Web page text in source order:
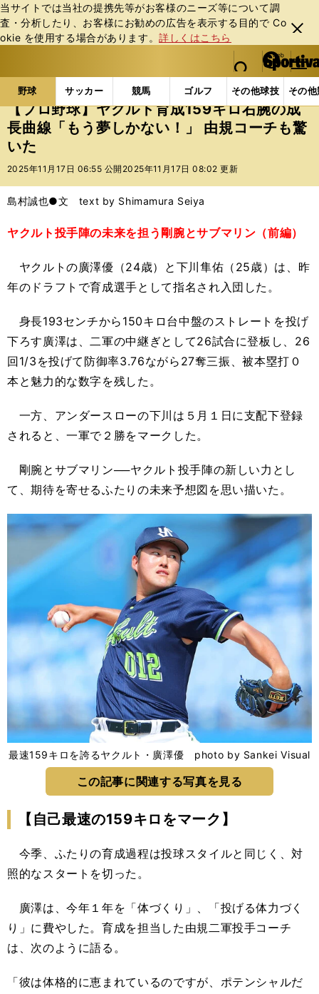
当サイトでは当社の提携先等がお客様のニーズ等について調
査・分析したり、お客様にお勧めの広告を表⽰する⽬的で Co
okie を使⽤する場合があります。詳しくはこちら
閉じ
る
web Sportiva (webスポルティーバ)
検索
マイペ
ー
ジ
メニュ
野球 サッカー 競馬 ゴルフ その他球技 その
b
ス
ポ
ル
テ
ー
バ
野球の記事一覧 プロ野球 【プロ野球】ヤクルト育
【プロ野球】ヤクルト育成159キロ右腕の成
長曲線「もう夢しかない！」 由規コーチも驚
いた
2025年11月17日 06:55 公開 2025年11月17日 08:02 更新
島村誠也●文 text by Shimamura Seiya
ヤクルト投手陣の未来を担う剛腕とサブマリン（前編）
ヤクルトの廣澤優（24歳）と下川隼佑（25歳）は、昨
年のドラフトで育成選手として指名され入団した。
身長193センチから150キロ台中盤のストレートを投げ
下ろす廣澤は、二軍の中継ぎとして26試合に登板し、26
回1/3を投げて防御率3.76ながら27奪三振、被本塁打０
本と魅力的な数字を残した。
一方、アンダースローの下川は５月１日に支配下登録
されると、一軍で２勝をマークした。
剛腕とサブマリン──ヤクルト投手陣の新しい力とし
て、期待を寄せるふたりの未来予想図を思い描いた。
最速159キロを誇るヤクルト・廣澤優 photo by Sankei Visual
この記事に関連する写真を見る
【自己最速の159キロをマーク】
今季、ふたりの育成過程は投球スタイルと同じく、対
照的なスタートを切った。
廣澤は、今年１年を「体づくり」、「投げる体力づく
り」に費やした。育成を担当した由規二軍投手コーチ
は、次のように語る。
「彼は体格的に恵まれているのですが、ポテンシャルだ